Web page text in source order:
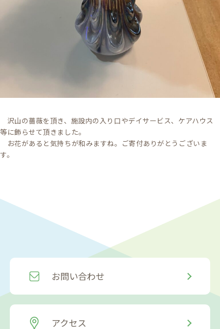
沢山の薔薇を頂き、施設内の入り口やデイサービス、ケアハウス
等に飾らせて頂きました。
お花があると気持ちが和みますね。ご寄付ありがとうございま
す。
お問い合わせ
アクセス